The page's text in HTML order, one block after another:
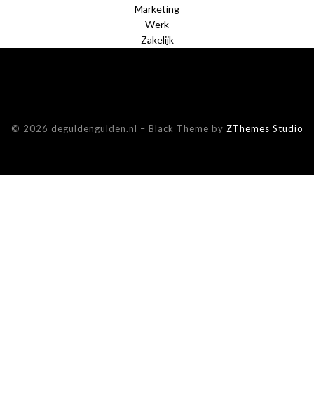
Marketing
Werk
Zakelijk
© 2026 deguldengulden.nl – Black Theme by ZThemes Studio